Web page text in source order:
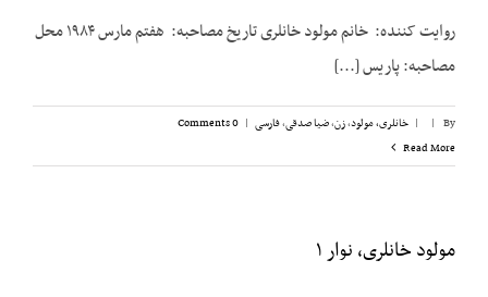
روایت کننده: خانم مولود خانلری تاریخ مصاحبه: هفتم مارس ۱۹۸۴ محل
مصاحبه: پاریس [...]
By
|
| خانلری، مولود,زن,ضیا صدقی,فارسی |
0 Comments
Read More
مولود خانلری، نوار ۱